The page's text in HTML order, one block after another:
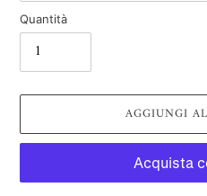
Quantità
AGGIUNGI